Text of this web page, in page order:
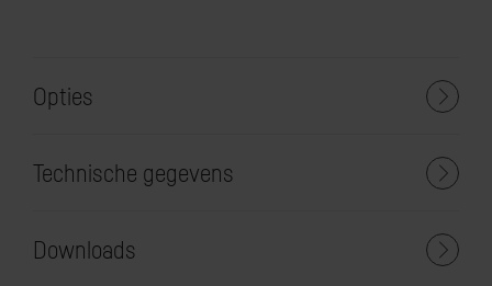
Opties
Technische gegevens
Downloads